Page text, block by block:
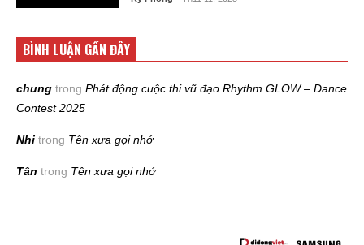
BÌNH LUẬN GẦN ĐÂY
chung trong Phát động cuộc thi vũ đạo Rhythm GLOW – Dance
Contest 2025
Nhi trong Tên xưa gọi nhớ
Tân trong Tên xưa gọi nhớ